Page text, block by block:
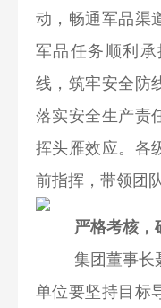
动，畅通军品渠
军品任务顺利
线，筑牢安全防
落实安全生产责
挥头雁效应。各
前指挥，带领团
严格考核，
集团董事长
单位要坚持目标